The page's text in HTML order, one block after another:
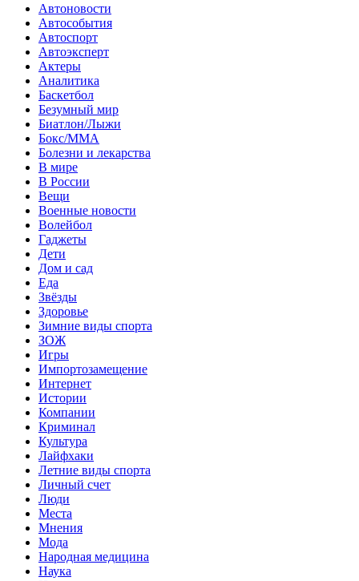
Автоновости
Автособытия
Автоспорт
Автоэксперт
Актеры
Аналитика
Баскетбол
Безумный мир
Биатлон/Лыжи
Бокс/MMA
Болезни и лекарства
В мире
В России
Вещи
Военные новости
Волейбол
Гаджеты
Дети
Дом и сад
Еда
Звёзды
Здоровье
Зимние виды спорта
ЗОЖ
Игры
Импортозамещение
Интернет
Истории
Компании
Криминал
Культура
Лайфхаки
Летние виды спорта
Личный счет
Люди
Места
Мнения
Мода
Народная медицина
Наука